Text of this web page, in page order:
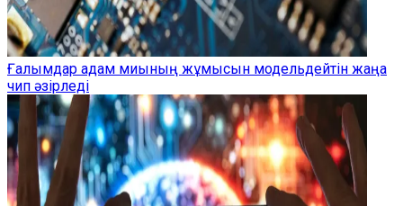
Ғалымдар адам миының жұмысын модельдейтін жаңа
чип әзірледі